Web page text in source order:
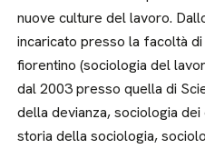
nuove culture del lavoro.
incaricato presso la facoltà
fiorentino (sociologia del
dal 2003 presso quella di
della devianza, sociologia
storia della sociologia,